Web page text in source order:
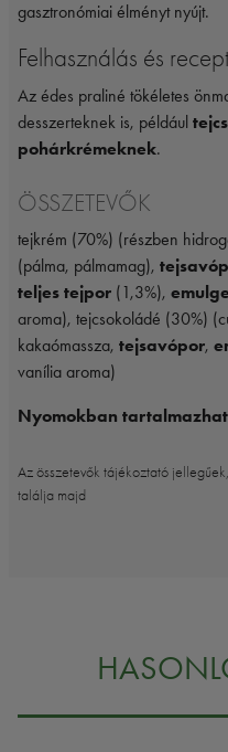
gasztronómiai élményt nyújt.
Felhasználás és
Az édes praliné tökéletes
desszerteknek is, például
pohárkrémeknek.
ÖSSZETEVŐK
tejkrém (70%) (részben
(pálma, pálmamag),
teljes tejpor (1,3%),
aroma), tejcsokoládé (30%)
kakaómassza, tejsavópor,
vanília aroma)
Nyomokban
Az összetevők tájékoztató
találja majd